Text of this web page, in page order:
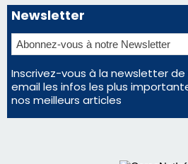
Régie publicitaire
Nous contacter
© 2026